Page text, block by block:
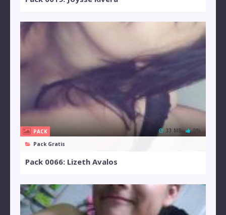
PACK
Pack Gratis
33 MB 0%
Pack 0066: Lizeth Avalos